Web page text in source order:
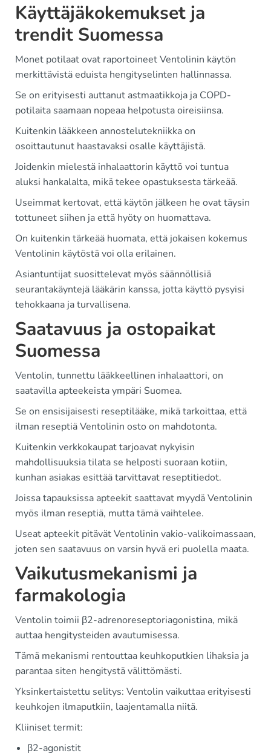
Käyttäjäkokemukset ja
trendit Suomessa
Monet potilaat ovat raportoineet Ventolinin käytön
merkittävistä eduista hengityselinten hallinnassa.
Se on erityisesti auttanut astmaatikkoja ja COPD-
potilaita saamaan nopeaa helpotusta oireisiinsa.
Kuitenkin lääkkeen annostelutekniikka on
osoittautunut haastavaksi osalle käyttäjistä.
Joidenkin mielestä inhalaattorin käyttö voi tuntua
aluksi hankalalta, mikä tekee opastuksesta tärkeää.
Useimmat kertovat, että käytön jälkeen he ovat täysin
tottuneet siihen ja että hyöty on huomattava.
On kuitenkin tärkeää huomata, että jokaisen kokemus
Ventolinin käytöstä voi olla erilainen.
Asiantuntijat suosittelevat myös säännöllisiä
seurantakäyntejä lääkärin kanssa, jotta käyttö pysyisi
tehokkaana ja turvallisena.
Saatavuus ja ostopaikat
Suomessa
Ventolin, tunnettu lääkkeellinen inhalaattori, on
saatavilla apteekeista ympäri Suomea.
Se on ensisijaisesti reseptilääke, mikä tarkoittaa, että
ilman reseptiä Ventolinin osto on mahdotonta.
Kuitenkin verkkokaupat tarjoavat nykyisin
mahdollisuuksia tilata se helposti suoraan kotiin,
kunhan asiakas esittää tarvittavat reseptitiedot.
Joissa tapauksissa apteekit saattavat myydä Ventolinin
myös ilman reseptiä, mutta tämä vaihtelee.
Useat apteekit pitävät Ventolinin vakio-valikoimassaan,
joten sen saatavuus on varsin hyvä eri puolella maata.
Vaikutusmekanismi ja
farmakologia
Ventolin toimii β2-adrenoreseptoriagonistina, mikä
auttaa hengitysteiden avautumisessa.
Tämä mekanismi rentouttaa keuhkoputkien lihaksia ja
parantaa siten hengitystä välittömästi.
Yksinkertaistettu selitys: Ventolin vaikuttaa erityisesti
keuhkojen ilmaputkiin, laajentamalla niitä.
Kliiniset termit:
β2-agonistit